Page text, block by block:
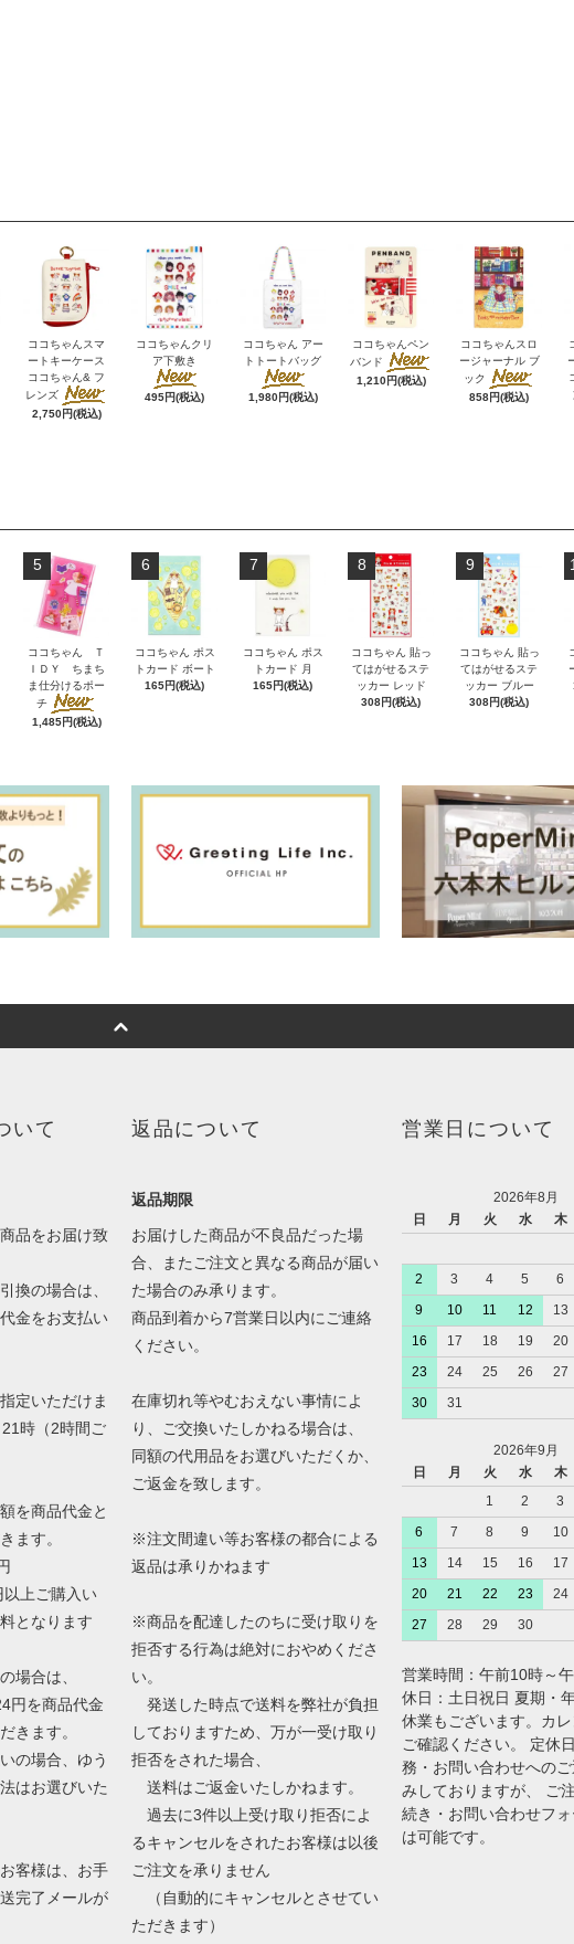
ココちゃんスマ
ートキーケース
ココちゃん& フ
レンズ
2,750円(税込)
ココちゃんクリ
ア下敷き
495円(税込)
ココちゃん アー
トトートバッグ
1,980円(税込)
ココちゃんペン
バンド
1,210円(税込)
ココちゃんスロ
ージャーナル ブ
ック
858円(税込)
5
ココちゃん Ｔ
ＩＤＹ ちまち
ま仕分けるポー
チ
1,485円(税込)
6
ココちゃん ポス
トカード ボート
165円(税込)
7
ココちゃん ポス
トカード 月
165円(税込)
8
ココちゃん 貼っ
てはがせるステ
ッカー レッド
308円(税込)
9
ココちゃん 貼っ
てはがせるステ
ッカー ブルー
308円(税込)
いて
品をお届け致
換の場合は、
金をお支払い
定いただけま
時（2時間ご
を商品代金と
ます。
上ご購入い
となります
場合は、
円を商品代金
きます。
の場合、ゆう
はお選びいた
客様は、お手
完了メールが
返品について
返品期限
お届けした商品が不良品だった場
合、またご注文と異なる商品が届い
た場合のみ承ります。
商品到着から7営業日以内にご連絡
ください。
在庫切れ等やむおえない事情によ
り、ご交換いたしかねる場合は、
同額の代用品をお選びいただくか、
ご返金を致します。
※注文間違い等お客様の都合による
返品は承りかねます
※商品を配達したのちに受け取りを
拒否する行為は絶対におやめくださ
い。
発送した時点で送料を弊社が負担
しておりますため、万が一受け取り
拒否をされた場合、
送料はご返金いたしかねます。
過去に3件以上受け取り拒否によ
るキャンセルをされたお客様は以後
ご注文を承りません
（自動的にキャンセルとさせてい
ただきます）
営業日について
2026年8月
日
月 火 水 木
2
3 4 5 6
9
10 11 12 13
16
17 18 19 20
23
24 25 26 27
30
31
2026年9月
日
月 火 水 木
1
2 3
6
7 8 9 10
13
14 15 16 17
20
21 22 23 24
27
28 29 30
営業時間：午前10時～
休日：土日祝日 夏期・
休業もございます。カ
ご確認ください。 定休
務・お問い合わせへの
みしておりますが、 ご
続き・お問い合わせフ
は可能です。